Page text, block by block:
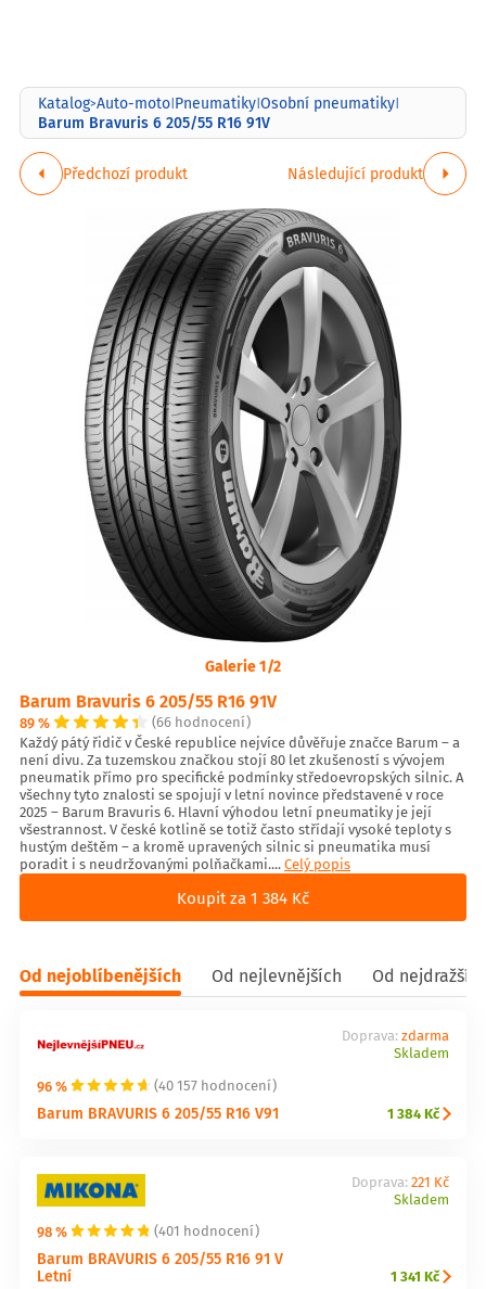
Katalog>Auto-moto|Pneumatiky|Osobní pneumatiky|
Barum Bravuris 6 205/55 R16 91V
Předchozí produkt Následující produkt
Galerie 1/2
Barum Bravuris 6 205/55 R16 91V
89 %
(66 hodnocení)
Každý pátý řidič v České republice nejvíce důvěřuje značce Barum – a
není divu. Za tuzemskou značkou stojí 80 let zkušeností s vývojem
pneumatik přímo pro specifické podmínky středoevropských silnic. A
všechny tyto znalosti se spojují v letní novince představené v roce
2025 – Barum Bravuris 6. Hlavní výhodou letní pneumatiky je její
všestrannost. V české kotlině se totiž často střídají vysoké teploty s
hustým deštěm – a kromě upravených silnic si pneumatika musí
poradit i s neudržovanými polňačkami....Celý popis
Koupit za 1 384 Kč
Od nejoblíbenějších Od nejlevnějších Od
96 % (40 157 hodnocení)
Barum BRAVURIS 6 205/55 R16 V91
Doprava: zdarma
Skladem
1 384 Kč
98 % (401 hodnocení)
Barum BRAVURIS 6 205/55 R16 91 V
Letní
Doprava: 221 Kč
Skladem
1 341 Kč